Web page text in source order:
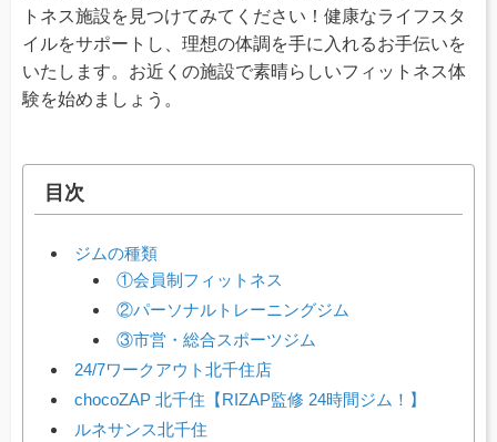
トネス施設を見つけてみてください！健康なライフスタ
イルをサポートし、理想の体調を手に入れるお手伝いを
いたします。お近くの施設で素晴らしいフィットネス体
験を始めましょう。
目次
ジムの種類
①会員制フィットネス
②パーソナルトレーニングジム
③市営・総合スポーツジム
24/7ワークアウト北千住店
chocoZAP 北千住【RIZAP監修 24時間ジム！】
ルネサンス北千住